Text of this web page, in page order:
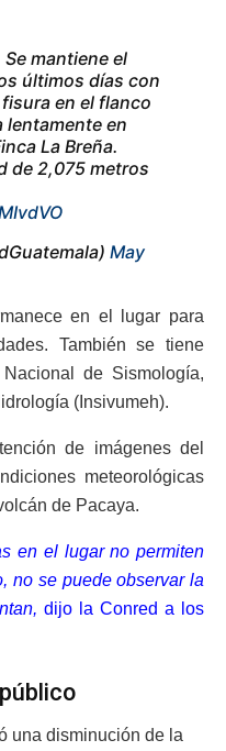
Se mantiene el
últimos días con
en el flanco
lentamente en
La Breña.
de 2,075 metros
May
en el lugar para
También se tiene
de Sismología,
(Insivumeh).
de imágenes del
meteorológicas
de Pacaya.
en el lugar no permiten
no se puede observar la
dijo la Conred a los
una disminución de la